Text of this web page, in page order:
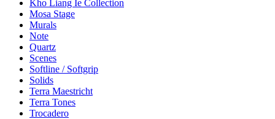
Kho Liang Ie Collection
Mosa Stage
Murals
Note
Quartz
Scenes
Softline / Softgrip
Solids
Terra Maestricht
Terra Tones
Trocadero